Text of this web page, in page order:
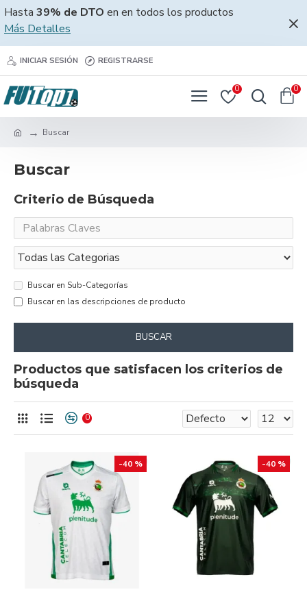
Hasta 39% de DTO en en todos los productos
Más Detalles
INICIAR SESIÓN REGISTRARSE
0 0
Buscar
Buscar
Criterio de Búsqueda
Buscar en Sub-Categorías
Buscar en las descripciones de producto
BUSCAR
Productos que satisfacen los criterios de
búsqueda
0
-40 % -40 %